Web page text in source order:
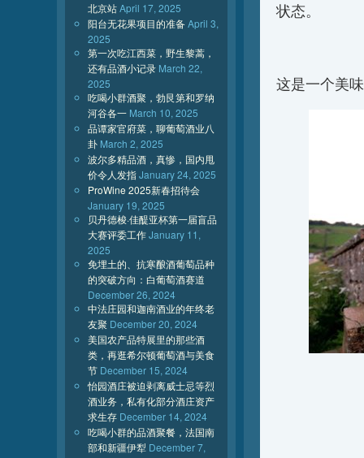
状态。
这是一个美
北京站April 17, 2025
阳台无花果项目的准备April 3,
2025
第一次吃江西菜，野生黎蒿，
还有品酒小记录 March 22,
2025
吃喝小群酒聚，勃艮第和罗纳
河谷各一 March 10, 2025
品谭家官府菜，聊葡萄酒业八
卦 March 2, 2025
波尔多精品酒，真惨，国内甩
价令人发指January 24, 2025
ProWine 2025新春招待会
January 19, 2025
贝丹德梭·佳醍亚杯第一届盲品
大赛评委工作January 11,
2025
免埋土的、抗寒酿酒葡萄品种
的突破方向：白葡萄酒赛道
December 26, 2024
中法庄园和迦南酒业的年终老
友聚 December 20, 2024
美国农产品特展里的那些酒
类，再逛希尔顿葡萄酒与美食
节 December 15, 2024
怡园酒庄被迫剥离威士忌等烈
酒业务，私有化部分酒庄资产
求生存 December 14, 2024
吃喝小群的品酒聚餐，法国南
部和新疆伊犁 December 7,